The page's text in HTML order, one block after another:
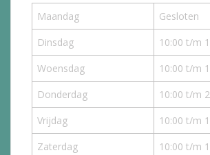
Maandag
Gesloten
Dinsdag
10:00 t/m
Woensdag
10:00 t/m
Donderdag
10:00 t/m
Vrijdag
10:00 t/m
Zaterdag
10:00 t/m